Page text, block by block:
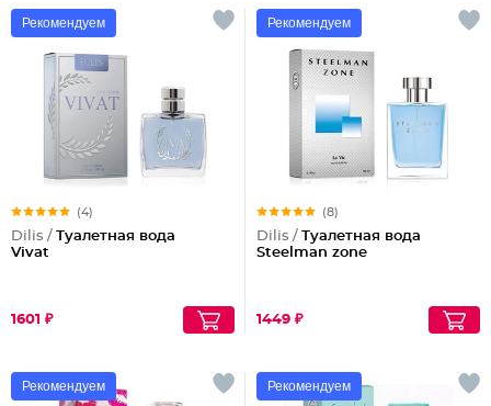
Рекомендуем
(4)
Dilis / Туалетная вода
Vivat
1601 ₽
Рекомендуем
(8)
Dilis / Туалетная вода
Steelman zone
1449 ₽
Рекомендуем Рекомендуем